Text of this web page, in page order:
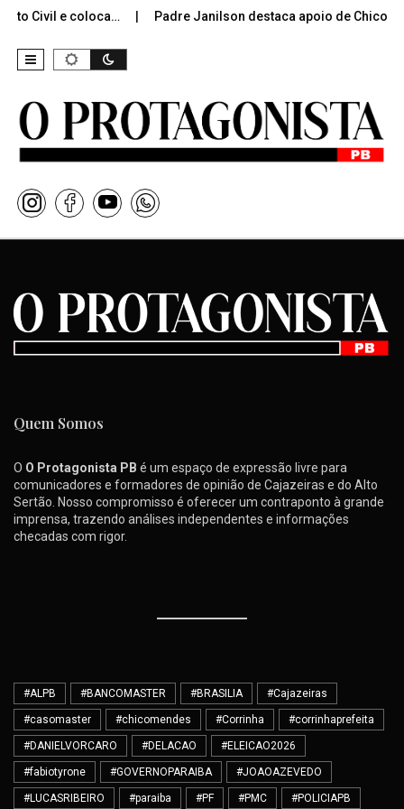
Civil e coloca… Padre Janilson destaca apoio de Chico
Quem Somos
O O Protagonista PB é um espaço de expressão livre para
comunicadores e formadores de opinião de Cajazeiras e do Alto
Sertão. Nosso compromisso é oferecer um contraponto à grande
imprensa, trazendo análises independentes e informações
checadas com rigor.
#ALPB #BANCOMASTER #BRASILIA #Cajazeiras
#casomaster #chicomendes #Corrinha #corrinhaprefeita
#DANIELVORCARO #DELACAO #ELEICAO2026
#fabiotyrone #GOVERNOPARAIBA #JOAOAZEVEDO
#LUCASRIBEIRO #paraiba #PF #PMC #POLICIAPB